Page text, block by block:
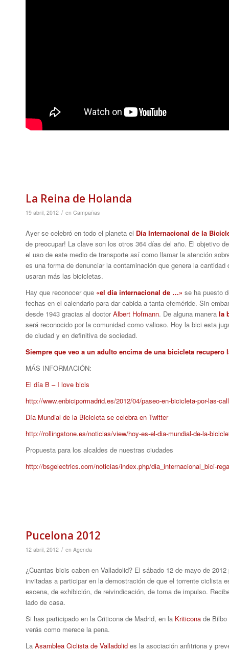
La Reina de Holanda
19 abril, 2012 / en Campañas
Ayer se celebró en todo el planeta el Día Internacional de la
de preocupar! La clave son los otros 364 días del año. El objetivo
el uso de este medio de transporte así como llamar la atención
es una forma de denunciar la contaminación que genera la
usaran más las bicicletas.
Hay que reconocer que «el día internacional de …» se ha puesto
fechas en el calendario para dar cabida a tanta efeméride. Sin
desde 1943 gracias al doctorAlbert Hofmann. De alguna manera la
será reconocido por la comunidad como valioso. Hoy la bici esta
de ciudad y en definitiva de sociedad.
Siempre que veo a un adulto encima de una bicicleta recupero
MÁS INFORMACIÓN:
El día B – I love bicis
http://www.enbicipormadrid.es/2012/04/paseo-en-bicicleta-por-las-
Día Mundial de la Bicicleta se celebra en Twitter
http://rollingstone.es/noticias/view/hoy-es-el-dia-mundial-de-la-
Propuesta para los alcaldes de nuestras ciudades
http://bsgelectrics.com/noticias/index.php/dia_internacional_bici-
Pucelona 2012
12 abril, 2012 / en Agenda
¿Cuantas bicis caben en Valladolid? El sábado 12 de mayo de
invitadas a participar en la demostración de que el torrente ciclista
escena, de exhibición, de reivindicación, de toma de impulso.
lado de casa.
Si has participado en la Criticona de Madrid, en la Kriticona de
verás como merece la pena.
La Asamblea Ciclista de Valladolid es la asociación anfitriona y